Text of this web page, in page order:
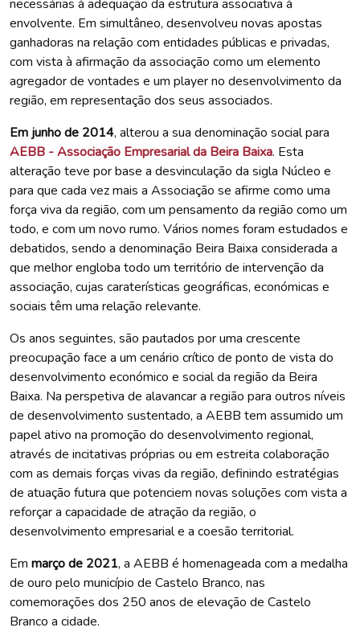
necessárias à adequação da estrutura associativa à
envolvente. Em simultâneo, desenvolveu novas apostas
ganhadoras na relação com entidades públicas e privadas,
com vista à afirmação da associação como um elemento
agregador de vontades e um player no desenvolvimento da
região, em representação dos seus associados.
Em junho de 2014, alterou a sua denominação social para
AEBB - Associação Empresarial da Beira Baixa. Esta
alteração teve por base a desvinculação da sigla Núcleo e
para que cada vez mais a Associação se afirme como uma
força viva da região, com um pensamento da região como um
todo, e com um novo rumo. Vários nomes foram estudados e
debatidos, sendo a denominação Beira Baixa considerada a
que melhor engloba todo um território de intervenção da
associação, cujas caraterísticas geográficas, económicas e
sociais têm uma relação relevante.
Os anos seguintes, são pautados por uma crescente
preocupação face a um cenário crítico de ponto de vista do
desenvolvimento económico e social da região da Beira
Baixa. Na perspetiva de alavancar a região para outros níveis
de desenvolvimento sustentado, a AEBB tem assumido um
papel ativo na promoção do desenvolvimento regional,
através de incitativas próprias ou em estreita colaboração
com as demais forças vivas da região, definindo estratégias
de atuação futura que potenciem novas soluções com vista a
reforçar a capacidade de atração da região, o
desenvolvimento empresarial e a coesão territorial.
Em março de 2021, a AEBB é homenageada com a medalha
de ouro pelo município de Castelo Branco, nas
comemorações dos 250 anos de elevação de Castelo
Branco a cidade.